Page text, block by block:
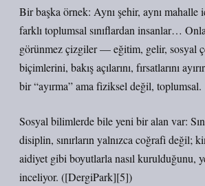
Bir başka örnek: Aynı şehir, aynı mahalle
farklı toplumsal sınıflardan insanlar…
görünmez çizgiler — eğitim, gelir, sosyal
biçimlerini, bakış açılarını, fırsatlarını
bir “ayırma” ama fiziksel değil, toplumsal.
Sosyal bilimlerde bile yeni bir alan var:
disiplin, sınırların yalnızca coğrafi değil;
aidiyet gibi boyutlarla nasıl kurulduğunu,
inceliyor. ([DergiPark][5])